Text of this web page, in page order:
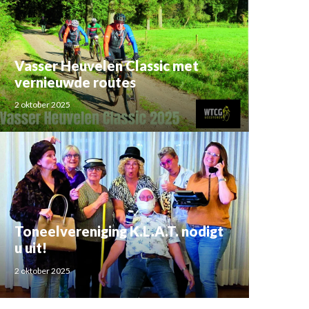
Vasser Heuvelen Classic met
vernieuwde routes
2 oktober 2025
Toneelvereniging K.L.A.T. nodigt
u uit!
2 oktober 2025